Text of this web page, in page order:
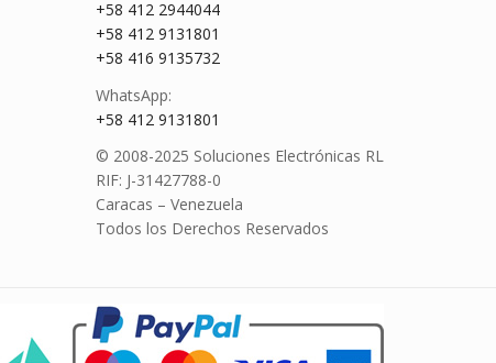
+58 412 2944044
+58 412 9131801
+58 416 9135732
WhatsApp:
+58 412 9131801
© 2008-2025 Soluciones Electrónicas RL
RIF: J-31427788-0
Caracas – Venezuela
Todos los Derechos Reservados